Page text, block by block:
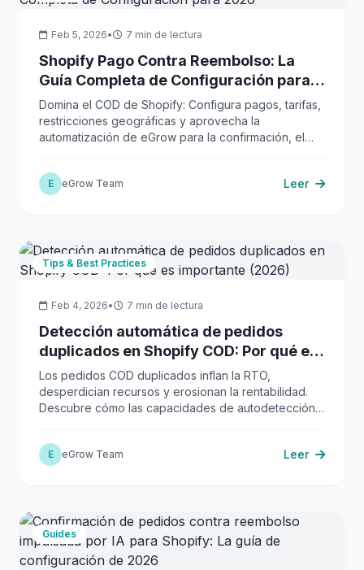
Feb 5, 2026• 7 min de lectura
Shopify Pago Contra Reembolso: La
Guía Completa de Configuración para
2026
Domina el COD de Shopify: Configura pagos, tarifas,
restricciones geográficas y aprovecha la
automatización de eGrow para la confirmación, el
E eGrow Team Leer
Tips & Best Practices
Feb 4, 2026• 7 min de lectura
Detección automática de pedidos
duplicados en Shopify COD: Por qué es
importante (2026)
Los pedidos COD duplicados inflan la RTO,
desperdician recursos y erosionan la rentabilidad.
Descubre cómo las capacidades de autodetección y
E eGrow Team Leer
Guides